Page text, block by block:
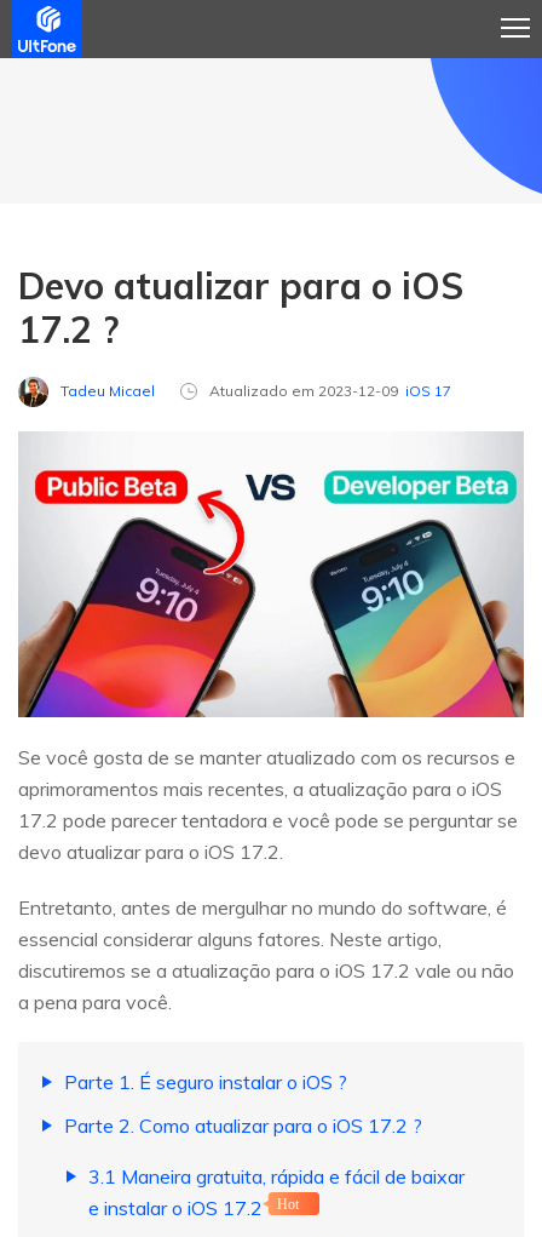
Devo atualizar para o iOS
17.2 ?
Tadeu Micael Atualizado em 2023-12-09 iOS 17
Se você gosta de se manter atualizado com os recursos e
aprimoramentos mais recentes, a atualização para o iOS
17.2 pode parecer tentadora e você pode se perguntar se
devo atualizar para o iOS 17.2.
Entretanto, antes de mergulhar no mundo do software, é
essencial considerar alguns fatores. Neste artigo,
discutiremos se a atualização para o iOS 17.2 vale ou não
a pena para você.
Parte 1. É seguro instalar o iOS ?
Parte 2. Como atualizar para o iOS 17.2 ?
3.1 Maneira gratuita, rápida e fácil de baixar
e instalar o iOS 17.2
Hot